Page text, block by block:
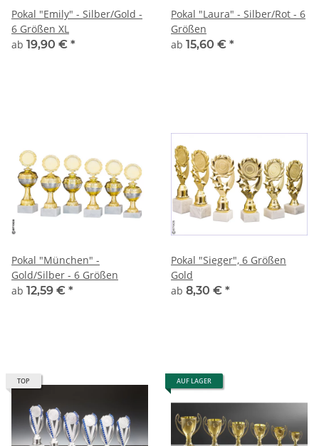
Pokal "Emily" - Silber/Gold -
6 Größen XL
ab 19,90 € *
Pokal "Laura" - Silber/Rot - 6
Größen
ab 15,60 € *
Pokal "München" -
Gold/Silber - 6 Größen
ab 12,59 € *
Pokal "Sieger", 6 Größen
Gold
ab 8,30 € *
TOP AUF LAGER